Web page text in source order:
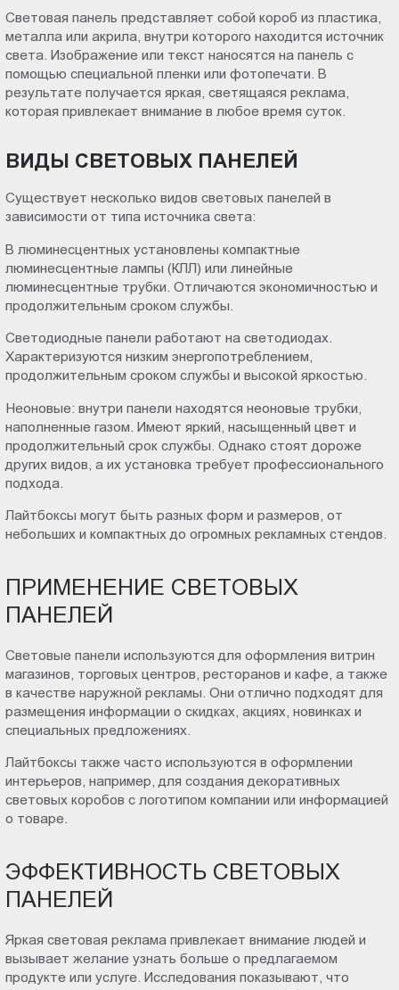
Световая панель представляет собой короб из пластика,
металла или акрила, внутри которого находится источник
света. Изображение или текст наносятся на панель с
помощью специальной пленки или фотопечати. В
результате получается яркая, светящаяся реклама,
которая привлекает внимание в любое время суток.
ВИДЫ СВЕТОВЫХ ПАНЕЛЕЙ
Существует несколько видов световых панелей в
зависимости от типа источника света:
В люминесцентных установлены компактные
люминесцентные лампы (КЛЛ) или линейные
люминесцентные трубки. Отличаются экономичностью и
продолжительным сроком службы.
Светодиодные панели работают на светодиодах.
Характеризуются низким энергопотреблением,
продолжительным сроком службы и высокой яркостью.
Неоновые: внутри панели находятся неоновые трубки,
наполненные газом. Имеют яркий, насыщенный цвет и
продолжительный срок службы. Однако стоят дороже
других видов, а их установка требует профессионального
подхода.
Лайтбоксы могут быть разных форм и размеров, от
небольших и компактных до огромных рекламных стендов.
ПРИМЕНЕНИЕ СВЕТОВЫХ
ПАНЕЛЕЙ
Световые панели используются для оформления витрин
магазинов, торговых центров, ресторанов и кафе, а также
в качестве наружной рекламы. Они отлично подходят для
размещения информации о скидках, акциях, новинках и
специальных предложениях.
Лайтбоксы также часто используются в оформлении
интерьеров, например, для создания декоративных
световых коробов с логотипом компании или информацией
о товаре.
ЭФФЕКТИВНОСТЬ СВЕТОВЫХ
ПАНЕЛЕЙ
Яркая световая реклама привлекает внимание людей и
вызывает желание узнать больше о предлагаемом
продукте или услуге. Исследования показывают, что
Пт.:
9.00-
18.00
Сб.,
Вс.:
выходной